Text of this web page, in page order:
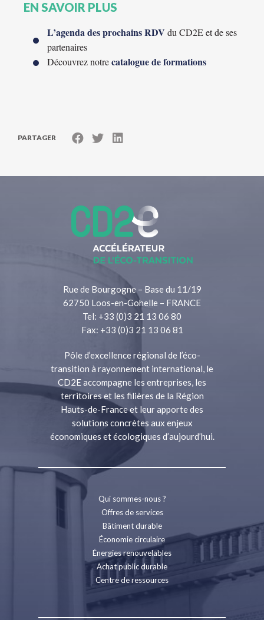
EN SAVOIR PLUS
L’agenda des prochains RDV du CD2E et de ses
partenaires
Découvrez notrecatalogue de formations
PARTAGER
Rue de Bourgogne – Base du 11/19
62750 Loos-en-Gohelle – FRANCE
Tel: +33 (0)3 21 13 06 80
Fax: +33 (0)3 21 13 06 81
Pôle d’excellence régional de l’éco-
transition à rayonnement international, le
CD2E accompagne les entreprises, les
territoires et les filières de la Région
Hauts-de-France et leur apporte des
solutions concrètes aux enjeux
économiques et écologiques d’aujourd’hui.
Qui sommes-nous ?
Offres de services
Bâtiment durable
Économie circulaire
Énergies renouvelables
Achat public durable
Centre de ressources